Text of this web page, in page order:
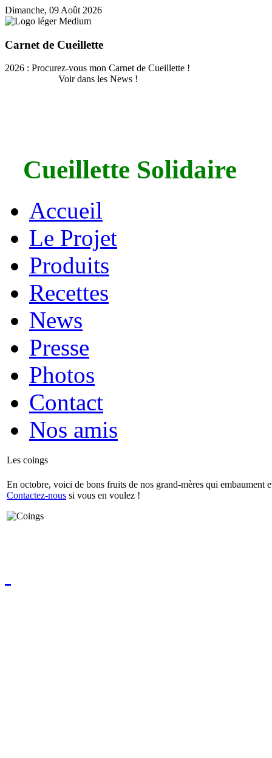
Dimanche, 09 Août 2026
Carnet de Cueillette
2026 : Procurez-vous mon Carnet de Cueillette !
Voir dans les News !
Cueillette Solidaire
Accueil
Le Projet
Produits
Recettes
News
Presse
Photos
Contact
Nos amis
Les coings
En octobre, voici de bons fruits de nos grand-mères qui embaument
Contactez-nous si vous en voulez !